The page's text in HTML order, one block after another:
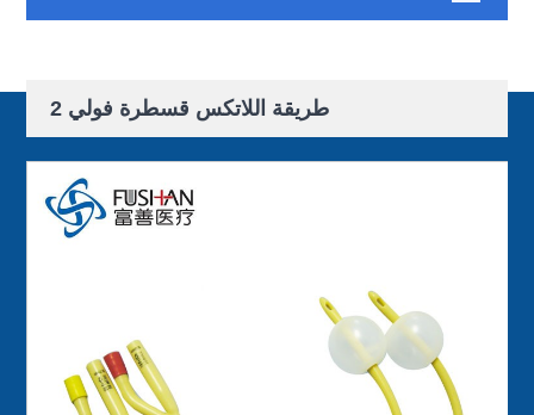
2 طريقة اللاتكس قسطرة فولي